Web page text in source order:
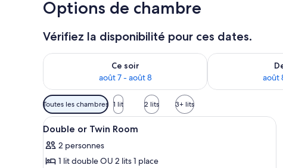
Options de chambre
Vérifiez la disponibilité pour ces dates.
Ce soir
août 7 - août 8
Vérifier la disponibilité pour ce soir août 7 - août 8
août
Vérifier la
Filtres
disponibles
pour
chambres
Toutes les chambres 1 lit 2 lits 3+ lits
Afficher
toutes
les
photos
Une chambre avec deux lits, une
1
Double or Twin Room
2 personnes
1 lit double OU 2 lits 1 place